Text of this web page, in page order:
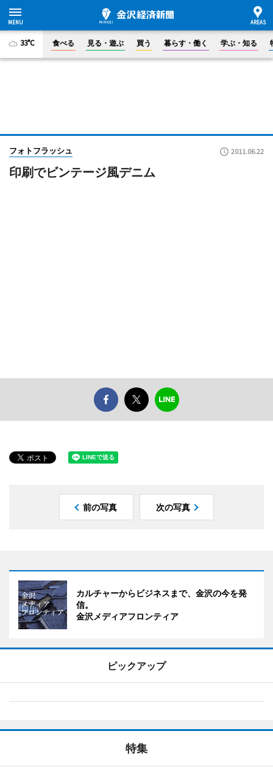
33°C 食べる 見る・遊ぶ 買う 暮らす・働く 学ぶ・知る
フォトフラッシュ 2011.06.22
印刷でビンテージ風デニム
前の写真 次の写真
カルチャーからビジネスまで、金沢の今を発
信。
金沢メディアフロンティア
ピックアップ
特集